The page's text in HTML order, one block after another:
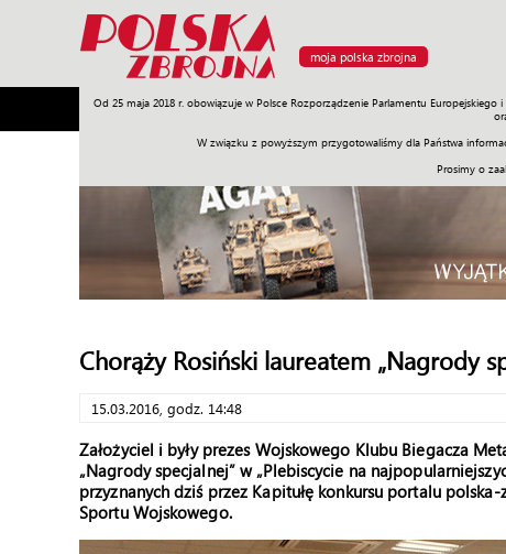
moja polska zbrojna
Od 25 maja 2018 r. obowiązuje w Polsce Rozporządzenie Parlamentu
W związku z powyższym przygotowaliśmy dla Państwa
Prosimy o
Armia Poligon Sprzęt Misje Polityka Prawo
Chorąży Rosiński laureatem „Nagrody
15.03.2016, godz. 14:48
Założyciel i były prezes Wojskowego Klubu Biegacza
„Nagrody specjalnej” w „Plebiscycie na
przyznanych dziś przez Kapitułę konkursu portalu
Sportu Wojskowego.